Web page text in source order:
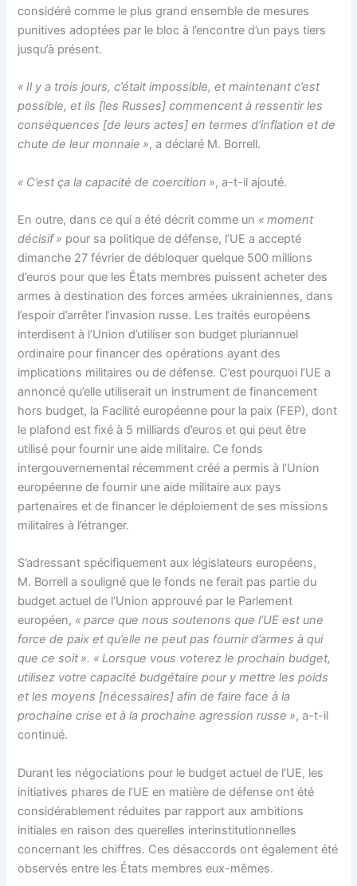
considéré comme le plus grand ensemble de mesures
punitives adoptées par le bloc à l’encontre d’un pays tiers
jusqu’à présent.
« Il y a trois jours, c’était impossible, et maintenant c’est
possible, et ils [les Russes] commencent à ressentir les
conséquences [de leurs actes] en termes d’inflation et de
chute de leur monnaie », a déclaré M. Borrell.
« C’est ça la capacité de coercition », a-t-il ajouté.
En outre, dans ce qui a été décrit comme un « moment
décisif » pour sa politique de défense, l’UE a accepté
dimanche 27 février de débloquer quelque 500 millions
d’euros pour que les États membres puissent acheter des
armes à destination des forces armées ukrainiennes, dans
l’espoir d’arrêter l’invasion russe. Les traités européens
interdisent à l’Union d’utiliser son budget pluriannuel
ordinaire pour financer des opérations ayant des
implications militaires ou de défense. C’est pourquoi l’UE a
annoncé qu’elle utiliserait un instrument de financement
hors budget, la Facilité européenne pour la paix (FEP), dont
le plafond est fixé à 5 milliards d’euros et qui peut être
utilisé pour fournir une aide militaire. Ce fonds
intergouvernemental récemment créé a permis à l’Union
européenne de fournir une aide militaire aux pays
partenaires et de financer le déploiement de ses missions
militaires à l’étranger.
S’adressant spécifiquement aux législateurs européens,
M. Borrell a souligné que le fonds ne ferait pas partie du
budget actuel de l’Union approuvé par le Parlement
européen, « parce que nous soutenons que l’UE est une
force de paix et qu’elle ne peut pas fournir d’armes à qui
que ce soit ». « Lorsque vous voterez le prochain budget,
utilisez votre capacité budgétaire pour y mettre les poids
et les moyens [nécessaires] afin de faire face à la
prochaine crise et à la prochaine agression russe », a-t-il
continué.
Durant les négociations pour le budget actuel de l’UE, les
initiatives phares de l’UE en matière de défense ont été
considérablement réduites par rapport aux ambitions
initiales en raison des querelles interinstitutionnelles
concernant les chiffres. Ces désaccords ont également été
observés entre les États membres eux-mêmes.